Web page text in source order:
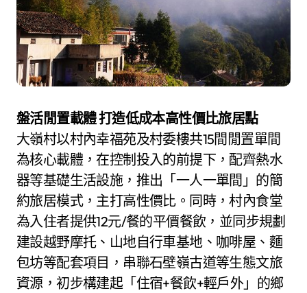
盤活閒置載體 打造低成本高性價比旅居點
大嶺村以村內幸福苑及村委樓共15間閒置單間
為核心載體，在控制投入的前提下，配齊熱水
器等基礎生活設施，推出「一人一單間」的簡
約旅居模式，主打高性價比。同時，村內食堂
為入住者提供12元/餐的平價餐飲，並同步規劃
建設越野摩托、山地自行車基地、咖啡屋、麵
包坊等配套項目，串聯石壁嶺古道等生態文旅
資源，初步構建起「住宿+餐飲+輕戶外」的鄉